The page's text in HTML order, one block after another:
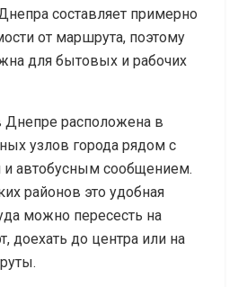
составляет примерно
от маршрута, поэтому
для бытовых и рабочих
Днепре расположена в
узлов города рядом с
автобусным сообщением.
районов это удобная
можно пересесть на
доехать до центра или на